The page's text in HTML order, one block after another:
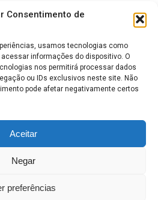
Consentimento de
usamos tecnologias como
informações do dispositivo. O
nos permitirá processar dados
ou IDs exclusivos neste site. Não
pode afetar negativamente certos
Aceitar
Negar
preferências
1, o trabalho de otimização
existem reduções na
alguns ajustes gráficos, mas o
muito bonito.
um RPG de alta qualidade
mesmo no hardware original
do Sonic: Os
POLÍTICA DE PRIVACIDADE
TERMOS DE USO